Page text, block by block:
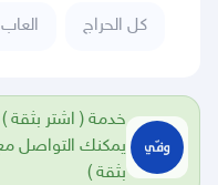
كل الحراج
خدمة ( اشتر بثقة
يمكنك التواصل
بثقة )